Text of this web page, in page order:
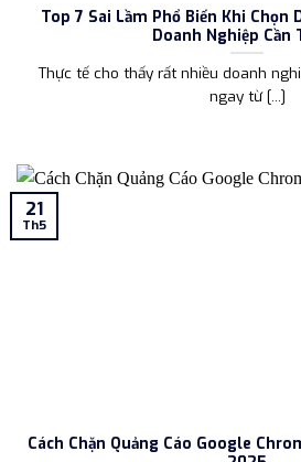
Top 7 Sai Lầm Phổ Biến Khi Chọn
Doanh Nghiệp Cần
Thực tế cho thấy rất nhiều doanh
ngay từ [...]
Cách Chặn Quảng Cáo Google
21
Th5